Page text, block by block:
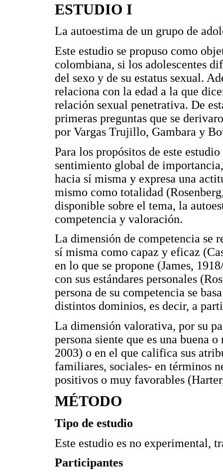
ESTUDIO I
La autoestima de un grupo de
Este estudio se propuso como
colombiana, si los adolescentes
del sexo y de su estatus sexual.
relaciona con la edad a la que
relación sexual penetrativa. De
primeras preguntas que se
por Vargas Trujillo, Gambara y
Para los propósitos de este
sentimiento global de
hacia sí misma y expresa una
mismo como totalidad
disponible sobre el tema, la
competencia y valoración.
La dimensión de competencia se
sí misma como capaz y eficaz
en lo que se propone (James,
con sus estándares personales
persona de su competencia se
distintos dominios, es decir, a
La dimensión valorativa, por su
persona siente que es una buena
2003) o en el que califica sus
familiares, sociales- en términos
positivos o muy favorables
MÉTODO
Tipo de estudio
Este estudio es no experimental,
Participantes